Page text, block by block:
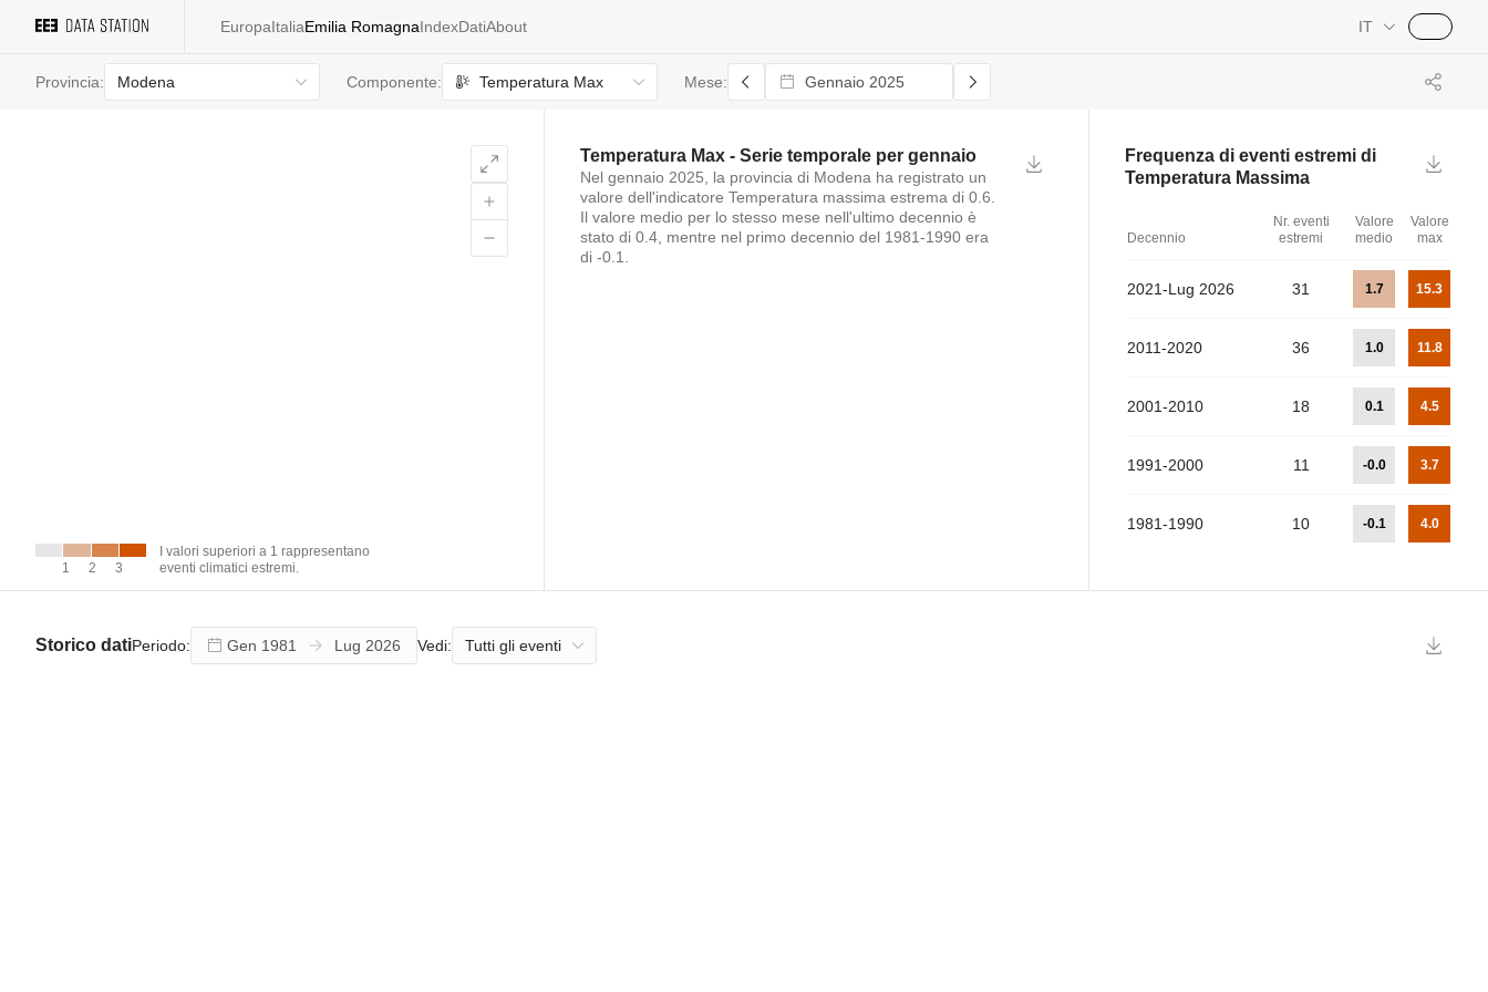
EuropaItaliaEmilia RomagnaIndexDatiAbout IT
Provincia: Modena Componente: Temperatura Max Mese:
1 2 3
I valori superiori a 1 rappresentano
eventi climatici estremi.
1 2 3
eventi climatici
estremi.
Temperatura Max - Serie temporale per gennaio
Nel gennaio 2025 , la provincia di Modena ha registrato un
valore dell'indicatore Temperatura massima estrema di 0.6
Il valore medio per lo stesso mese nell'ultimo decennio è
stato di 0.4 , mentre nel primo decennio del 1981-1990 era
di -0.1
Frequenza di eventi estremi di
Temperatura Massima
Decennio
Nr. eventi
estremi
Valore
medio
Valore
max
2021-Lug 2026 31 1.7 15.3
2011-2020 36 1.0 11.8
2001-2010 18 0.1 4.5
1991-2000 11 -0.0 3.7
1981-1990 10 -0.1 4.0
Storico datiPeriodo: Vedi: Tutti gli eventi